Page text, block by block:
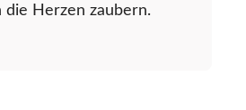
die Herzen zaubern.